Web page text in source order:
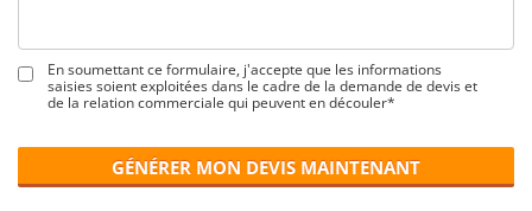
En soumettant ce formulaire, j'accepte que les informations
saisies soient exploitées dans le cadre de la demande de devis et
de la relation commerciale qui peuvent en découler*
GÉNÉRER MON DEVIS MAINTENANT